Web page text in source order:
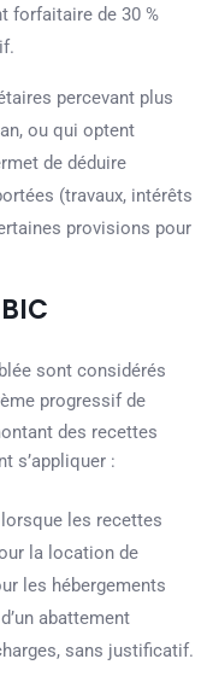
forfaitaire de 30 %
percevant plus
ou qui optent
de déduire
(travaux, intérêts
provisions pour
sont considérés
progressif de
des recettes
s’appliquer :
les recettes
la location de
les hébergements
abattement
sans justificatif.